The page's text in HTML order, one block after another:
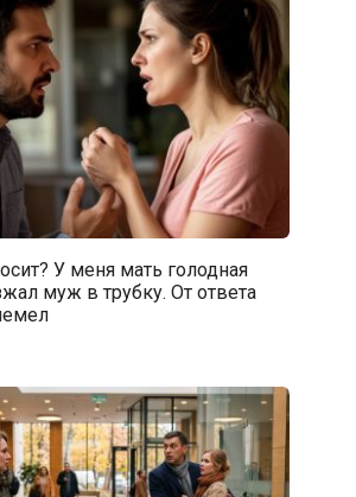
У меня мать голодная
муж в трубку. От ответа